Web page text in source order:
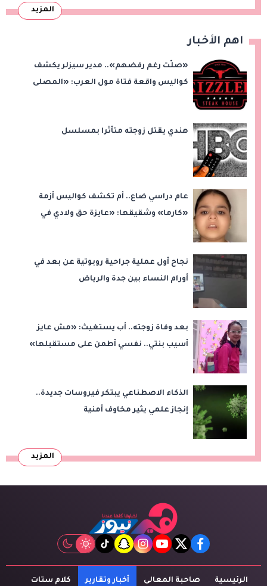
المزيد
اهم الأخبار
«صلّت رغم رفضهم».. مدير سيزلر يكشف
كواليس واقعة فتاة مول العرب: «المصلى
هندي يقتل زوجته متأثرا بمسلسل
عام دراسي ضاع.. أم تكشف كواليس أزمة
«كارما» وشقيقها: «عايزة حق ولادي في
نجاح أول عملية جراحية روبوتية عن بعد في
أورام النساء بين جدة والرياض
بعد وفاة زوجته.. أب يستغيث: «مش عايز
أسيب بنتي.. نفسي أطمن على مستقبلها»
الذكاء الاصطناعي يبتكر فيروسات جديدة..
إنجاز علمي يثير مخاوف أمنية
المزيد
facebook
twitter
youtube
instagram
snapchat
tiktok
الرئيسية صاحبة المعالى أخبار وتقارير كلام ستات